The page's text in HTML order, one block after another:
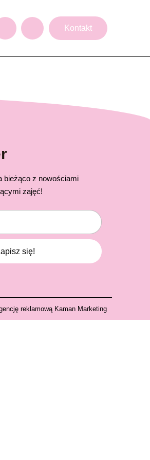
Kontakt
bieżąco z nowościami
zajęć!
się!
reklamową Kaman Marketing